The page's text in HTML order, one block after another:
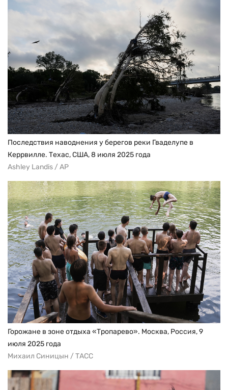
Последствия наводнения у берегов реки Гваделупе в
Керрвилле. Техас, США, 8 июля 2025 года
Ashley Landis / AP
Горожане в зоне отдыха «Тропарево». Москва, Россия, 9
июля 2025 года
Михаил Синицын / ТАСС